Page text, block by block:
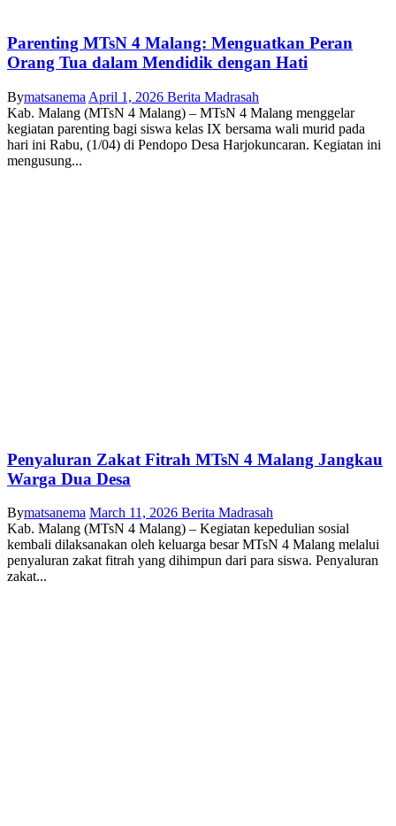
Parenting MTsN 4 Malang: Menguatkan Peran
Orang Tua dalam Mendidik dengan Hati
Bymatsanema April 1, 2026 Berita Madrasah
Kab. Malang (MTsN 4 Malang) – MTsN 4 Malang menggelar
kegiatan parenting bagi siswa kelas IX bersama wali murid pada
hari ini Rabu, (1/04) di Pendopo Desa Harjokuncaran. Kegiatan ini
mengusung...
Penyaluran Zakat Fitrah MTsN 4 Malang Jangkau
Warga Dua Desa
Bymatsanema March 11, 2026 Berita Madrasah
Kab. Malang (MTsN 4 Malang) – Kegiatan kepedulian sosial
kembali dilaksanakan oleh keluarga besar MTsN 4 Malang melalui
penyaluran zakat fitrah yang dihimpun dari para siswa. Penyaluran
zakat...